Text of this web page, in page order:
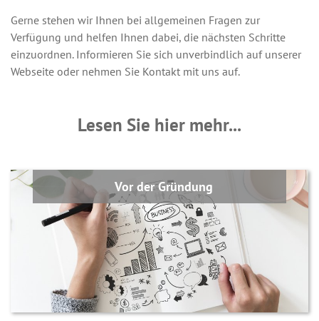
Gerne stehen wir Ihnen bei allgemeinen Fragen zur
Verfügung und helfen Ihnen dabei, die nächsten Schritte
einzuordnen. Informieren Sie sich unverbindlich auf unserer
Webseite oder nehmen Sie Kontakt mit uns auf.
Lesen Sie hier mehr...
Vor der Gründung